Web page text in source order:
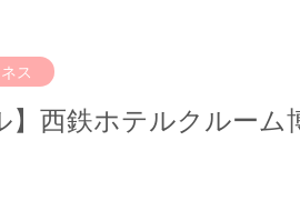
ス
】西鉄ホテルクルーム